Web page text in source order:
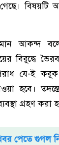
বিষয়টি
আকন্দ
বিরুদ্ধে
যে-ই করুক
হবে।
গ্রহণ করা
পেতে গুগল